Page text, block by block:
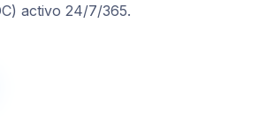
activo 24/7/365.